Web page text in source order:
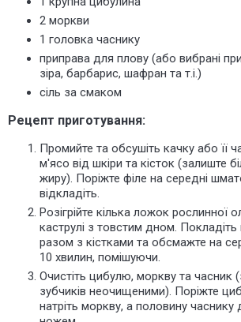
2 моркви
1 головка часнику
приправа для плову (або вибрані
зіра, барбарис, шафран та т.і.)
сіль за смаком
Рецепт приготування:
Промийте та обсушіть качку або її
м'ясо від шкіри та кісток (залиште
жиру). Поріжте філе на середні
відкладіть.
Розігрійте кілька ложок рослинної
каструлі з товстим дном.
разом з кістками та обсмажте на
10 хвилин, помішуючи.
Очистіть цибулю, моркву та часник (
зубчиків неочищеними). Поріжте
натріть моркву, а половину часнику